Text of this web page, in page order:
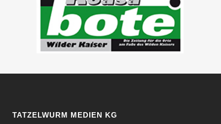
TATZELWURM MEDIEN KG